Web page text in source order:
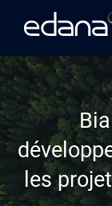
les